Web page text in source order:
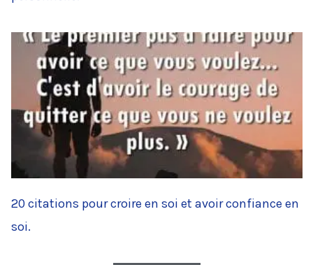
20 citations pour croire en soi et avoir confiance en
soi.